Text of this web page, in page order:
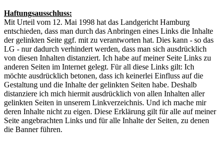
Haftungsausschluss:
Mit Urteil vom 12. Mai 1998 hat das Landgericht Hamburg
entschieden, dass man durch das Anbringen eines Links die Inhalte
der gelinkten Seite ggf. mit zu verantworten hat. Dies kann - so das
LG - nur dadurch verhindert werden, dass man sich ausdrücklich
von diesen Inhalten distanziert. Ich habe auf meiner Seite Links zu
anderen Seiten im Internet gelegt. Für all diese Links gilt: Ich
möchte ausdrücklich betonen, dass ich keinerlei Einfluss auf die
Gestaltung und die Inhalte der gelinkten Seiten habe. Deshalb
distanziere ich mich hiermit ausdrücklich von allen Inhalten aller
gelinkten Seiten in unserem Linkverzeichnis. Und ich mache mir
deren Inhalte nicht zu eigen. Diese Erklärung gilt für alle auf meiner
Seite angebrachten Links und für alle Inhalte der Seiten, zu denen
die Banner führen.